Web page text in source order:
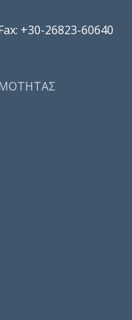
+30-26823-60640